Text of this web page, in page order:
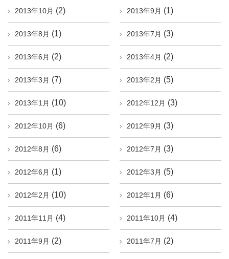
2013年10月 (2) 2013年9月 (1)
2013年8月 (1) 2013年7月 (3)
2013年6月 (2) 2013年4月 (2)
2013年3月 (7) 2013年2月 (5)
2013年1月 (10) 2012年12月 (3)
2012年10月 (6) 2012年9月 (3)
2012年8月 (6) 2012年7月 (3)
2012年6月 (1) 2012年3月 (5)
2012年2月 (10) 2012年1月 (6)
2011年11月 (4) 2011年10月 (4)
2011年9月 (2) 2011年7月 (2)